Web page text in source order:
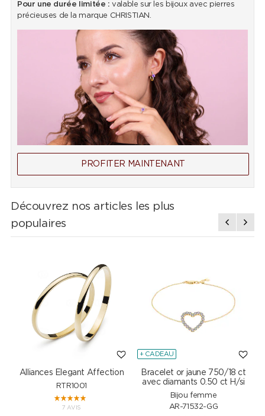
Pour une durée limitée : valable sur les bijoux avec pierres
précieuses de la marque CHRISTIAN.
PROFITER MAINTENANT
Découvrez nos articles les plus
populaires
Alliances Elegant Affection
RTR1001
7 AVIS
+ CADEAU
Bracelet or jaune 750/18 ct
avec diamants 0.50 ct H/si
Bijou femme
AR-71532-GG